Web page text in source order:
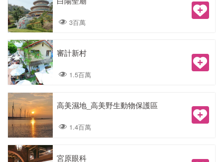
3百萬
審計新村
1.5百萬
高美濕地_高美野生動物保護區
1.4百萬
宮原眼科